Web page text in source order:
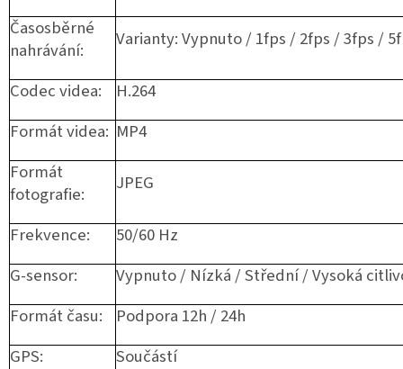
Časosběrné
nahrávání:
Varianty: Vypnuto / 1fps / 2fps / 3fps /
Codec videa:
H.264
Formát videa: MP4
Formát
fotografie:
JPEG
Frekvence:
50/60 Hz
G-sensor:
Vypnuto / Nízká / Střední / Vysoká
Formát času:
Podpora 12h / 24h
GPS:
Součástí